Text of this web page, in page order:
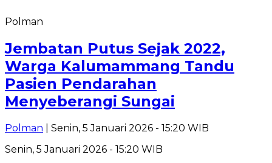
Polman
Jembatan Putus Sejak 2022,
Warga Kalumammang Tandu
Pasien Pendarahan
Menyeberangi Sungai
Polman | Senin, 5 Januari 2026 - 15:20 WIB
Senin, 5 Januari 2026 - 15:20 WIB